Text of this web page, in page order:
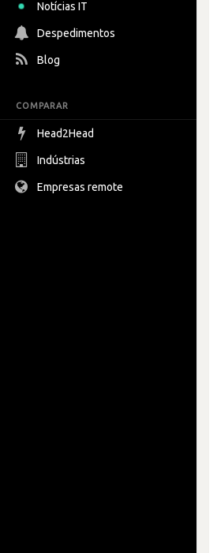
Notícias IT
Despedimentos
Blog
COMPARAR
Head2Head
Indústrias
Empresas remote